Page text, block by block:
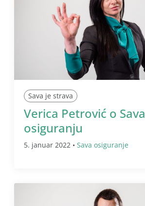
Sava je strava
Verica Petrović o Sava
osiguranju
5. januar 2022 • Sava osiguranje